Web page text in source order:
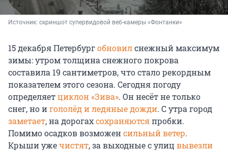
Источник: скриншот супервидовой веб-камеры «Фонтанки»
15 декабря Петербургобновилснежный максимум
зимы: утром толщина снежного покрова
составила 19 сантиметров, что стало рекордным
показателем этого сезона. Сегодня погоду
определяетциклон «Зива». Он несёт не только
снег, но игололёд и ледяные дожди. С утра город
заметает, на дорогахсохраняютсяпробки.
Помимо осадков возможенсильный ветер.
Крыши ужечистят, за выходные с улиц вывезли